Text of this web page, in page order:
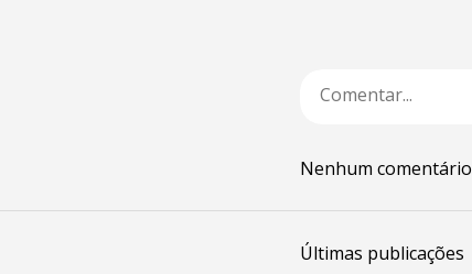
Nenhum comentário
Últimas publicações